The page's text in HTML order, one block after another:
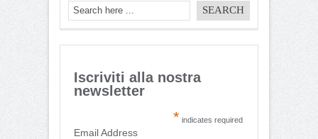
Iscriviti alla nostra
newsletter
* indicates required
Email Address